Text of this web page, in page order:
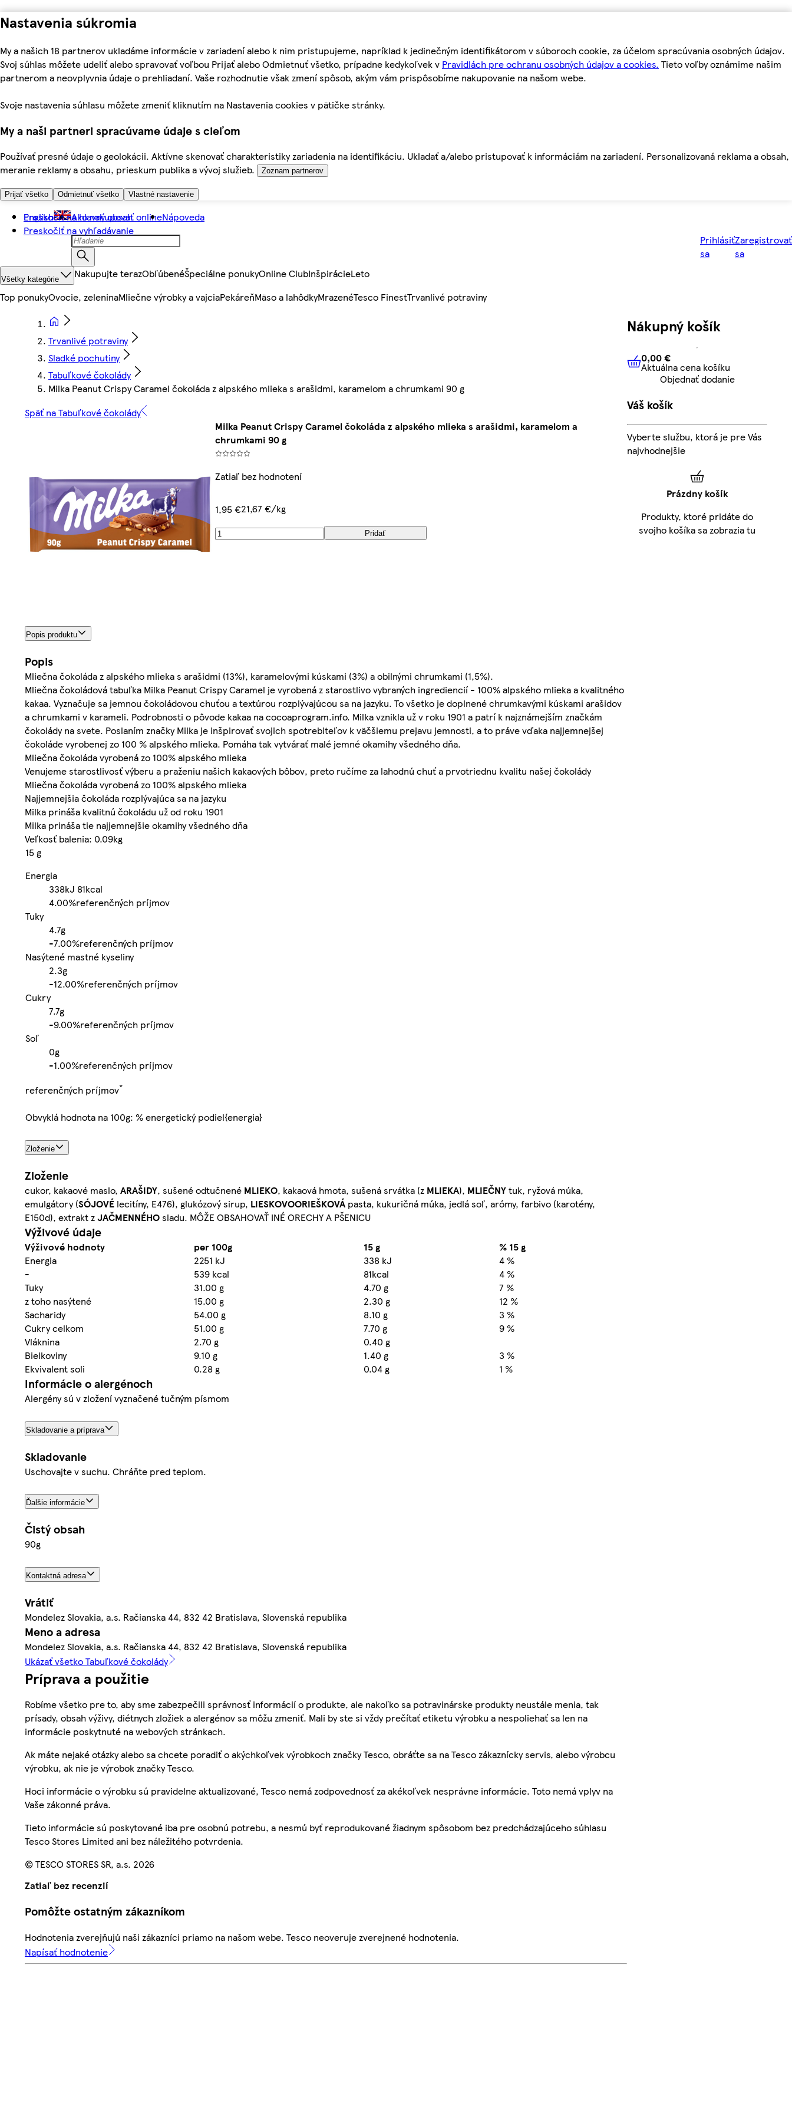
Nastavenia súkromia
My a našich 18 partnerov ukladáme informácie v zariadení alebo k nim pristupujeme, napríklad k jedinečným identifikátorom v súboroch cookie, za účelom spracúvania osobných údajov.
Svoj súhlas môžete udeliť alebo spravovať voľbou Prijať alebo Odmietnuť všetko, prípadne kedykoľvek v Pravidlách pre ochranu osobných údajov a cookies. Tieto voľby oznámime našim
partnerom a neovplyvnia údaje o prehliadaní. Vaše rozhodnutie však zmení spôsob, akým vám prispôsobíme nakupovanie na našom webe.
Svoje nastavenia súhlasu môžete zmeniť kliknutím na Nastavenia cookies v pätičke stránky.
My a naši partneri spracúvame údaje s cieľom
Používať presné údaje o geolokácii. Aktívne skenovať charakteristiky zariadenia na identifikáciu. Ukladať a/alebo pristupovať k informáciám na zariadení. Personalizovaná reklama a obsah,
meranie reklamy a obsahu, prieskum publika a vývoj služieb.
Zoznam partnerov
Prijať všetko Odmietnuť všetko Vlastné nastavenie
Preskočiť na hlavný obsah
Preskočiť na vyhľadávanie
English Ako nakupovať onlineNápoveda
Prihlásiť
sa
Zaregistrovať
sa
Všetky kategórie Nakupujte terazObľúbenéŠpeciálne ponukyOnline ClubInšpirácieLeto
Top ponukyOvocie, zeleninaMliečne výrobky a vajciaPekáreňMäso a lahôdkyMrazenéTesco FinestTrvanlivé potraviny
Trvanlivé potraviny
Sladké pochutiny
Tabuľkové čokolády
Milka Peanut Crispy Caramel čokoláda z alpského mlieka s arašidmi, karamelom a chrumkami 90 g
Späť na Tabuľkové čokolády
Milka Peanut Crispy Caramel čokoláda z alpského mlieka s arašidmi, karamelom a
chrumkami 90 g
Zatiaľ bez hodnotení
1,95 €21,67 €/kg
Pridať
Popis produktu
Popis
Mliečna čokoláda z alpského mlieka s arašidmi (13%), karamelovými kúskami (3%) a obilnými chrumkami (1,5%).
Mliečna čokoládová tabuľka Milka Peanut Crispy Caramel je vyrobená z starostlivo vybraných ingrediencií - 100% alpského mlieka a kvalitného
kakaa. Vyznačuje sa jemnou čokoládovou chuťou a textúrou rozplývajúcou sa na jazyku. To všetko je doplnené chrumkavými kúskami arašidov
a chrumkami v karameli. Podrobnosti o pôvode kakaa na cocoaprogram.info. Milka vznikla už v roku 1901 a patrí k najznámejším značkám
čokolády na svete. Poslaním značky Milka je inšpirovať svojich spotrebiteľov k väčšiemu prejavu jemnosti, a to práve vďaka najjemnejšej
čokoláde vyrobenej zo 100 % alpského mlieka. Pomáha tak vytvárať malé jemné okamihy všedného dňa.
Mliečna čokoláda vyrobená zo 100% alpského mlieka
Venujeme starostlivosť výberu a praženiu našich kakaových bôbov, preto ručíme za lahodnú chuť a prvotriednu kvalitu našej čokolády
Mliečna čokoláda vyrobená zo 100% alpského mlieka
Najjemnejšia čokoláda rozplývajúca sa na jazyku
Milka prináša kvalitnú čokoládu už od roku 1901
Milka prináša tie najjemnejšie okamihy všedného dňa
Veľkosť balenia: 0.09kg
15 g
Energia
338kJ 81kcal
4.00%referenčných príjmov
Tuky
4.7g
-7.00%referenčných príjmov
Nasýtené mastné kyseliny
2.3g
-12.00%referenčných príjmov
Cukry
7.7g
-9.00%referenčných príjmov
Soľ
0g
-1.00%referenčných príjmov
referenčných príjmov*
Obvyklá hodnota na 100g: % energetický podiel{energia}
Zloženie
Zloženie
cukor, kakaové maslo, ARAŠIDY, sušené odtučnené MLIEKO, kakaová hmota, sušená srvátka (z MLIEKA), MLIEČNYtuk, ryžová múka,
emulgátory (SÓJOVÉ lecitíny, E476), glukózový sirup, LIESKOVOORIEŠKOVÁ pasta, kukuričná múka, jedlá soľ, arómy, farbivo (karotény,
E150d), extrakt zJAČMENNÉHOsladu. MÔŽE OBSAHOVAŤ INÉ ORECHY A PŠENICU
Výživové údaje
Výživové hodnoty per 100g 15 g
% 15 g
Energia
2251 kJ 338 kJ
4 %
-
539 kcal 81kcal
4 %
Tuky
31.00 g 4.70 g
7 %
z toho nasýtené
15.00 g 2.30 g
12 %
Sacharidy
54.00 g 8.10 g
3 %
Cukry celkom
51.00 g 7.70 g
9 %
Vláknina
2.70 g
0.40 g
Bielkoviny
9.10 g 1.40 g
3 %
Ekvivalent soli
0.28 g 0.04 g 1 %
Informácie o alergénoch
Alergény sú v zložení vyznačené tučným písmom
Skladovanie a príprava
Skladovanie
Uschovajte v suchu. Chráňte pred teplom.
Ďalšie informácie
Čistý obsah
90g
Kontaktná adresa
Vrátiť
Mondelez Slovakia, a.s. Račianska 44, 832 42 Bratislava, Slovenská republika
Meno a adresa
Mondelez Slovakia, a.s. Račianska 44, 832 42 Bratislava, Slovenská republika
Ukázať všetko Tabuľkové čokolády
Príprava a použitie
Robíme všetko pre to, aby sme zabezpečili správnosť informácií o produkte, ale nakoľko sa potravinárske produkty neustále menia, tak
prísady, obsah výživy, diétnych zložiek a alergénov sa môžu zmeniť. Mali by ste si vždy prečítať etiketu výrobku a nespoliehať sa len na
informácie poskytnuté na webových stránkach.
Ak máte nejaké otázky alebo sa chcete poradiť o akýchkoľvek výrobkoch značky Tesco, obráťte sa na Tesco zákaznícky servis, alebo výrobcu
výrobku, ak nie je výrobok značky Tesco.
Hoci informácie o výrobku sú pravidelne aktualizované, Tesco nemá zodpovednosť za akékoľvek nesprávne informácie. Toto nemá vplyv na
Vaše zákonné práva.
Tieto informácie sú poskytované iba pre osobnú potrebu, a nesmú byť reprodukované žiadnym spôsobom bez predchádzajúceho súhlasu
Tesco Stores Limited ani bez náležitého potvrdenia.
© TESCO STORES SR, a.s. 2026
Zatiaľ bez recenzií
Pomôžte ostatným zákazníkom
Hodnotenia zverejňujú naši zákazníci priamo na našom webe. Tesco neoveruje zverejnené hodnotenia.
Napísať hodnotenie
Nákupný košík
0,00 € Aktuálna cena košíku
0,00 €
Aktuálna cena košíku
Objednať dodanie
Váš košík
Vyberte službu, ktorá je pre Vás
najvhodnejšie
Prázdny košík
Produkty, ktoré pridáte do
svojho košíka sa zobrazia tu